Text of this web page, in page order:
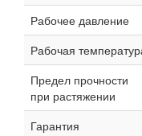
Рабочее давление
Рабочая
Предел прочности
при растяжении
Гарантия